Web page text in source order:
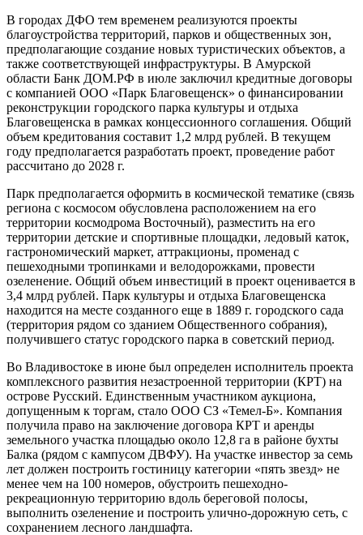
В городах ДФО тем временем реализуются проекты
благоустройства территорий, парков и общественных зон,
предполагающие создание новых туристических объектов, а
также соответствующей инфраструктуры. В Амурской
области Банк ДОМ.РФ в июле заключил кредитные договоры
с компанией ООО «Парк Благовещенск» о финансировании
реконструкции городского парка культуры и отдыха
Благовещенска в рамках концессионного соглашения. Общий
объем кредитования составит 1,2 млрд рублей. В текущем
году предполагается разработать проект, проведение работ
рассчитано до 2028 г.
Парк предполагается оформить в космической тематике (связь
региона с космосом обусловлена расположением на его
территории космодрома Восточный), разместить на его
территории детские и спортивные площадки, ледовый каток,
гастрономический маркет, аттракционы, променад с
пешеходными тропинками и велодорожками, провести
озеленение. Общий объем инвестиций в проект оценивается в
3,4 млрд рублей. Парк культуры и отдыха Благовещенска
находится на месте созданного еще в 1889 г. городского сада
(территория рядом со зданием Общественного собрания),
получившего статус городского парка в советский период.
Во Владивостоке в июне был определен исполнитель проекта
комплексного развития незастроенной территории (КРТ) на
острове Русский. Единственным участником аукциона,
допущенным к торгам, стало ООО СЗ «Темел-Б». Компания
получила право на заключение договора КРТ и аренды
земельного участка площадью около 12,8 га в районе бухты
Балка (рядом с кампусом ДВФУ). На участке инвестор за семь
лет должен построить гостиницу категории «пять звезд» не
менее чем на 100 номеров, обустроить пешеходно-
рекреационную территорию вдоль береговой полосы,
выполнить озеленение и построить улично-дорожную сеть, с
сохранением лесного ландшафта.